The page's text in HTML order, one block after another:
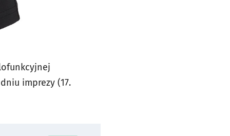
imprezy (17.